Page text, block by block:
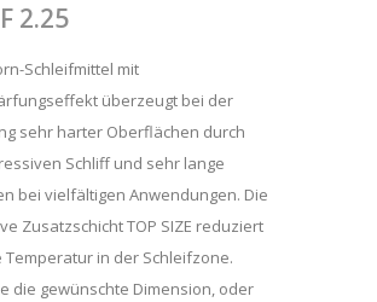
2.25
Schleifmittel mit
überzeugt bei der
sehr harter Oberflächen durch
Schliff und sehr lange
bei vielfältigen Anwendungen. Die
Zusatzschicht TOP SIZE reduziert
Temperatur in der Schleifzone.
die gewünschte Dimension, oder